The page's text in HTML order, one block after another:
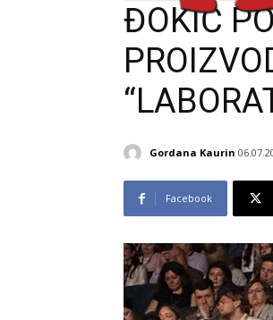
ĐOKIĆ
Gordana Kaurin
Facebook